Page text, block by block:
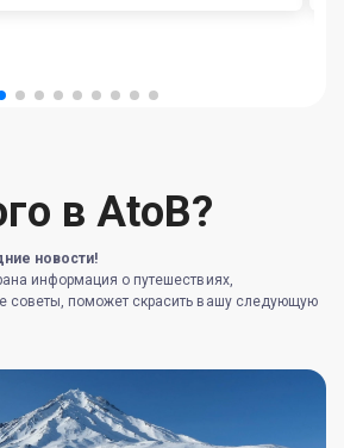
в AtoB?
новости!
информация о путешествиях,
советы, поможет скрасить вашу следующую